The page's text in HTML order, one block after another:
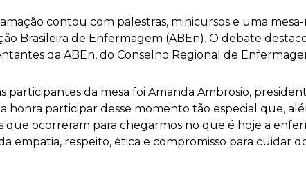
contou com palestras, minicursos e uma
Brasileira de Enfermagem (ABEn). O debate
da ABEn, do Conselho Regional de
participantes da mesa foi Amanda Ambrosio,
honra participar desse momento tão especial que,
que ocorreram para chegarmos no que é hoje a
empatia, respeito, ética e compromisso para cuidar